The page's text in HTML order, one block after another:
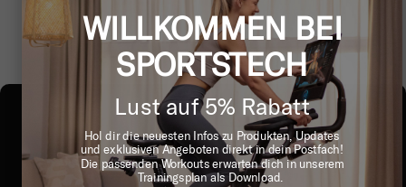
WILLKOMMEN BEI
SPORTSTECH
Lust auf 5% Rabatt
Hol dir die neuesten Infos zu Produkten, Updates
und exklusiven Angeboten direkt in dein Postfach!
Die passenden Workouts erwarten dich in unserem
Trainingsplan als Download.